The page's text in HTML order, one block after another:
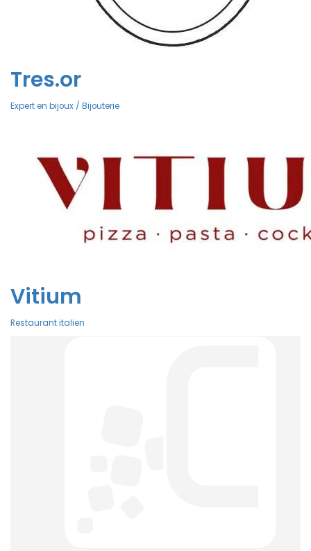
Tres.or
Expert en bijoux / Bijouterie
Vitium
Restaurant italien